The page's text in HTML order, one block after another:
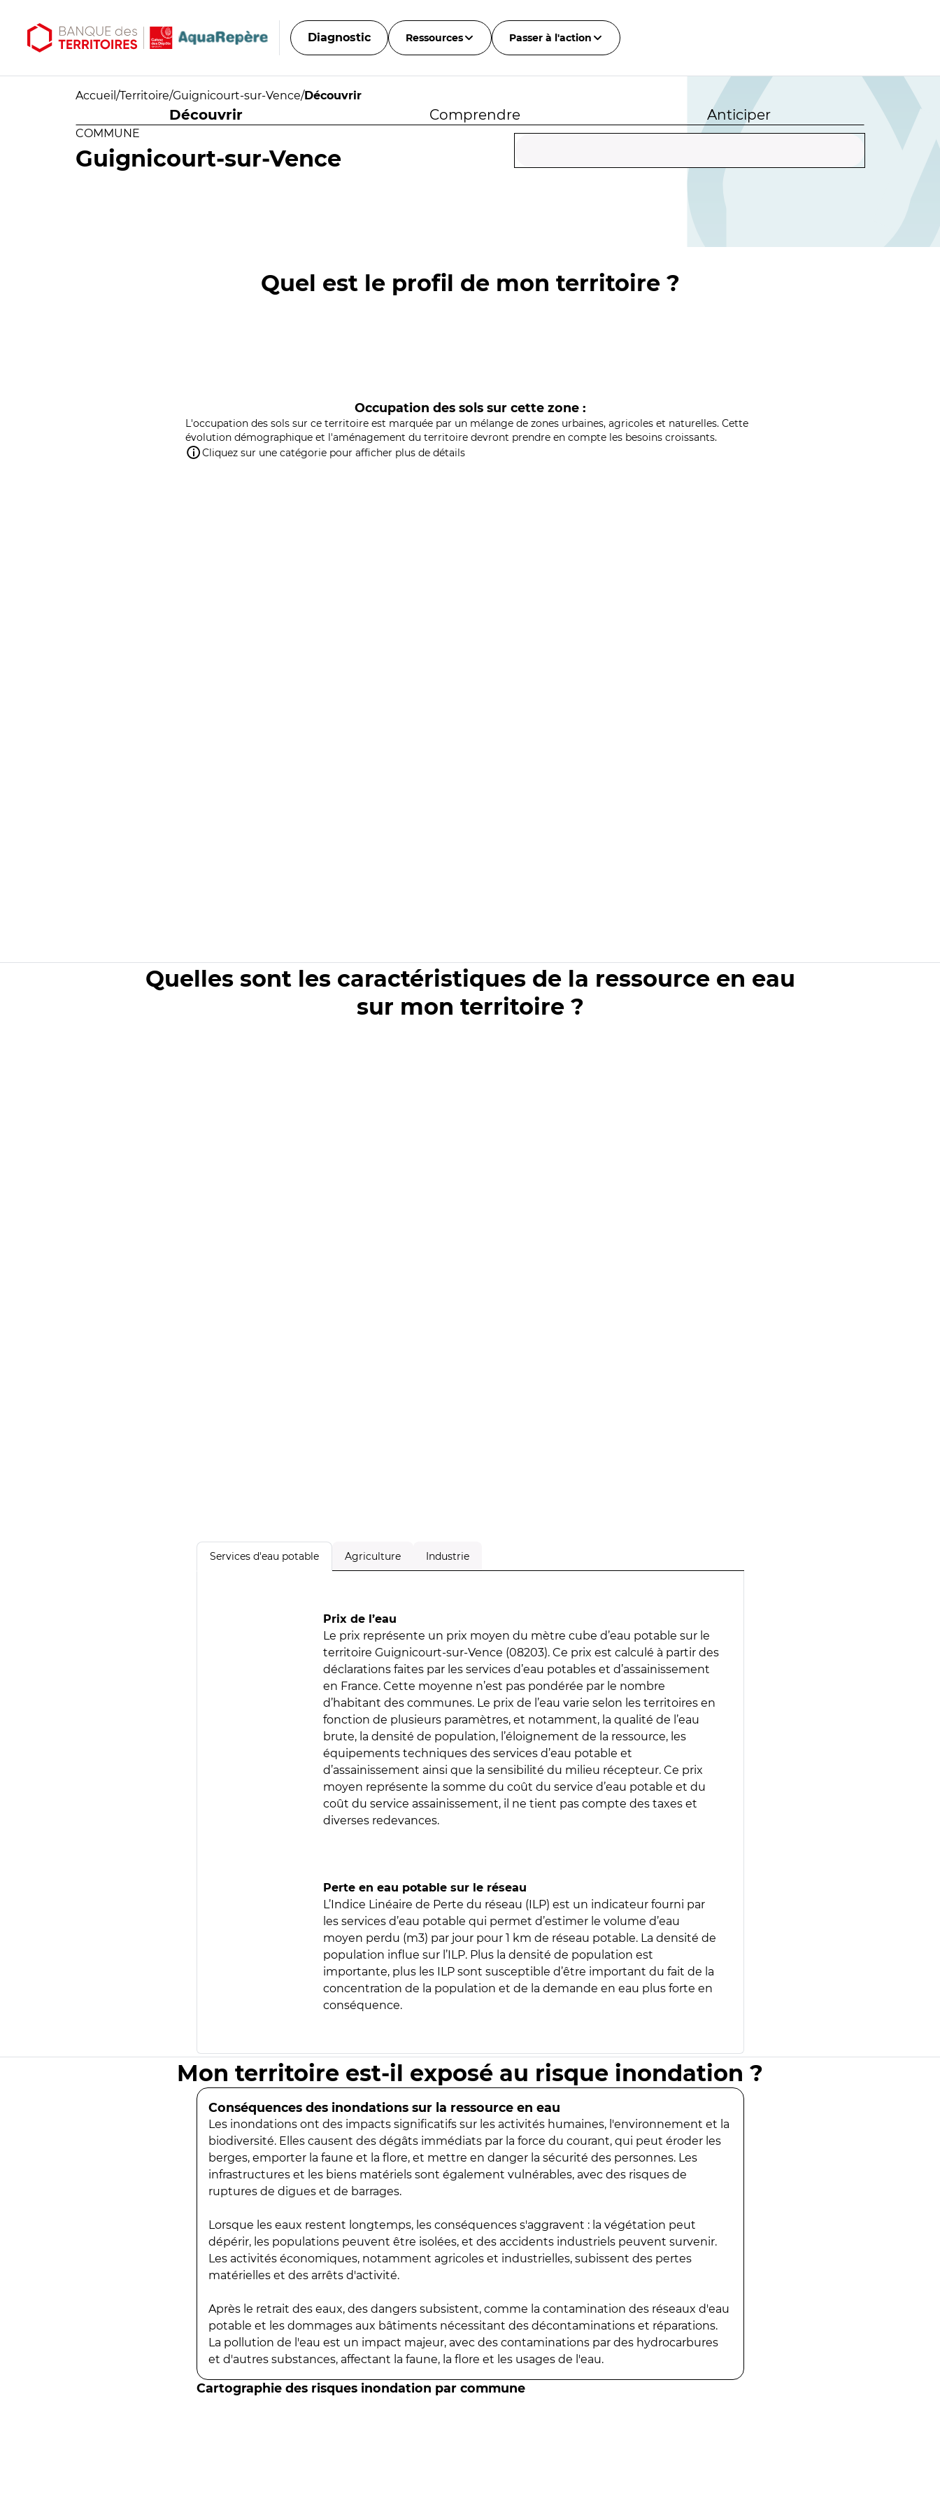
Diagnostic Ressources Passer à l'action
Accueil /Territoire/Guignicourt-sur-Vence/Découvrir
Découvrir Comprendre Anticiper
COMMUNE
Guignicourt-sur-Vence
Quel est le profil de mon territoire ?
Occupation des sols sur cette zone :
L'occupation des sols sur ce territoire est marquée par un mélange de zones urbaines, agricoles et naturelles. Cette
évolution démographique et l'aménagement du territoire devront prendre en compte les besoins croissants.
Cliquez sur une catégorie pour afficher plus de détails
Quelles sont les caractéristiques de la ressource en eau
sur mon territoire ?
Services d'eau potable Agriculture Industrie
Prix de l’eau
Le prix représente un prix moyen du mètre cube d’eau potable sur le
territoire Guignicourt-sur-Vence (08203). Ce prix est calculé à partir des
déclarations faites par les services d’eau potables et d’assainissement
en France. Cette moyenne n’est pas pondérée par le nombre
d’habitant des communes. Le prix de l’eau varie selon les territoires en
fonction de plusieurs paramètres, et notamment, la qualité de l’eau
brute, la densité de population, l’éloignement de la ressource, les
équipements techniques des services d’eau potable et
d’assainissement ainsi que la sensibilité du milieu récepteur. Ce prix
moyen représente la somme du coût du service d’eau potable et du
coût du service assainissement, il ne tient pas compte des taxes et
diverses redevances.
Perte en eau potable sur le réseau
L’Indice Linéaire de Perte du réseau (ILP) est un indicateur fourni par
les services d’eau potable qui permet d’estimer le volume d’eau
moyen perdu (m3) par jour pour 1 km de réseau potable. La densité de
population influe sur l’ILP. Plus la densité de population est
importante, plus les ILP sont susceptible d’être important du fait de la
concentration de la population et de la demande en eau plus forte en
conséquence.
Mon territoire est-il exposé au risque inondation ?
Conséquences des inondations sur la ressource en eau
Les inondations ont des impacts significatifs sur les activités humaines, l'environnement et la
biodiversité. Elles causent des dégâts immédiats par la force du courant, qui peut éroder les
berges, emporter la faune et la flore, et mettre en danger la sécurité des personnes. Les
infrastructures et les biens matériels sont également vulnérables, avec des risques de
ruptures de digues et de barrages.
Lorsque les eaux restent longtemps, les conséquences s'aggravent : la végétation peut
dépérir, les populations peuvent être isolées, et des accidents industriels peuvent survenir.
Les activités économiques, notamment agricoles et industrielles, subissent des pertes
matérielles et des arrêts d'activité.
Après le retrait des eaux, des dangers subsistent, comme la contamination des réseaux d'eau
potable et les dommages aux bâtiments nécessitant des décontaminations et réparations.
La pollution de l'eau est un impact majeur, avec des contaminations par des hydrocarbures
et d'autres substances, affectant la faune, la flore et les usages de l'eau.
Cartographie des risques inondation par commune